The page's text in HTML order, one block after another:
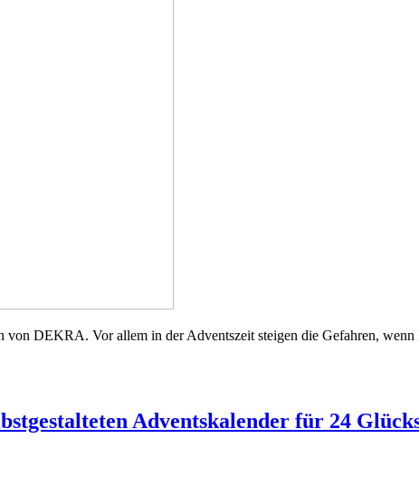
DEKRA. Vor allem in der Adventszeit steigen die Gefahren,
Adventskalender für 24